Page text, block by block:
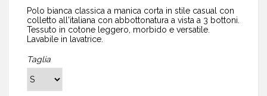
Polo bianca classica a manica corta in stile casual con
colletto all'italiana con abbottonatura a vista a 3 bottoni.
Tessuto in cotone leggero, morbido e versatile.
Lavabile in lavatrice.
Taglia